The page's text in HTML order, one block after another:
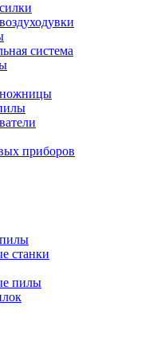
система
ножницы
приборов
станки
пилы